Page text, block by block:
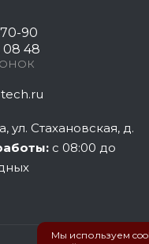
90
08 48
, ул. Стахановская, д.
с 08:00 до
Мы используем